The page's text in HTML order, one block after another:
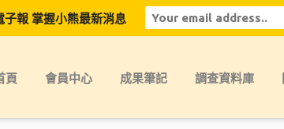
頁 會員中心 成果筆記 調查資料庫
子報 掌握小熊最新消息